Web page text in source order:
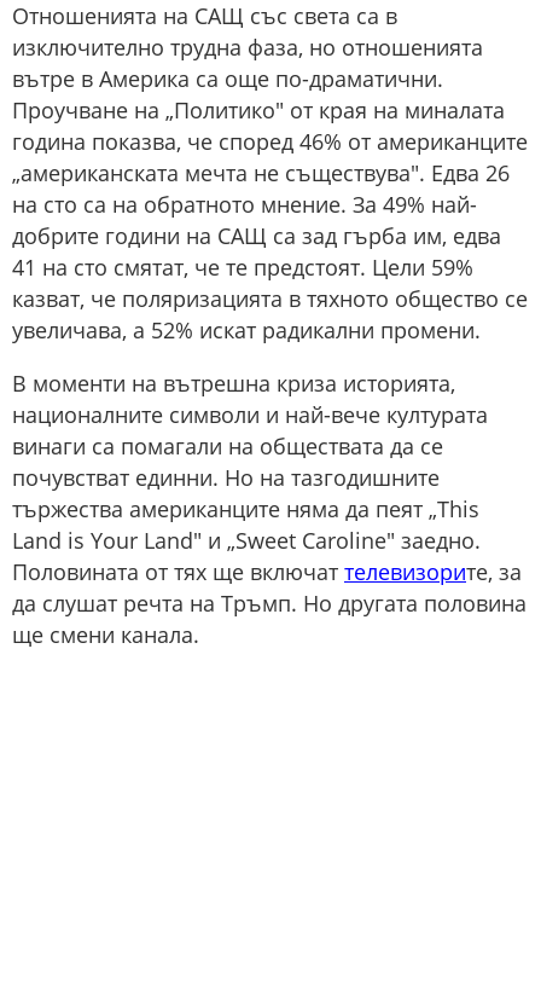
Отношенията на САЩ със света са в
изключително трудна фаза, но отношенията
вътре в Америка са още по-драматични.
Проучване на „Политико" от края на миналата
година показва, че според 46% от американците
„американската мечта не съществува". Едва 26
на сто са на обратното мнение. За 49% най-
добрите години на САЩ са зад гърба им, едва
41 на сто смятат, че те предстоят. Цели 59%
казват, че поляризацията в тяхното общество се
увеличава, а 52% искат радикални промени.
В моменти на вътрешна криза историята,
националните символи и най-вече културата
винаги са помагали на обществата да се
почувстват единни. Но на тазгодишните
тържества американците няма да пеят „This
Land is Your Land" и „Sweet Caroline" заедно.
Половината от тях ще включат телевизорите, за
да слушат речта на Тръмп. Но другата половина
ще смени канала.